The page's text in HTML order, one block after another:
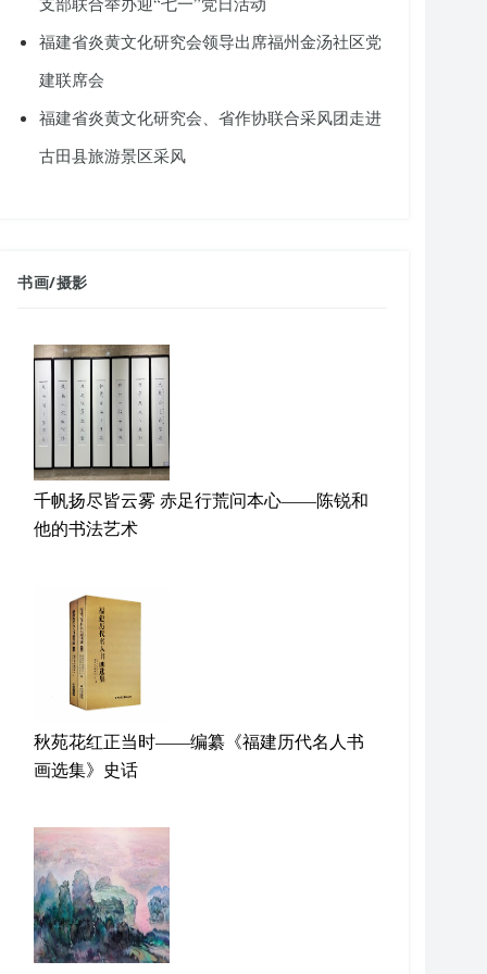
福建省炎黄文化研究会领导出席福州金汤社区党
建联席会
福建省炎黄文化研究会、省作协联合采风团走进
古田县旅游景区采风
书画/摄影
千帆扬尽皆云雾 赤足行荒问本心——陈锐和
他的书法艺术
秋苑花红正当时——编纂《福建历代名人书
画选集》史话